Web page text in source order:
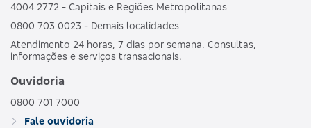
4004 2772 - Capitais e Regiões Metropolitanas
0800 703 0023 - Demais localidades
Atendimento 24 horas, 7 dias por semana. Consultas,
informações e serviços transacionais.
Ouvidoria
0800 701 7000
Fale ouvidoria